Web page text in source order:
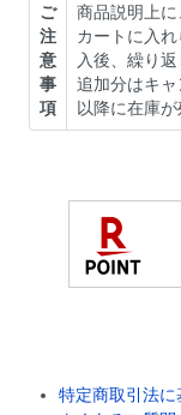
ご
注
意
事
項
商品説明上
カートに入
入後、繰り
追加分はキ
以降に在庫
特定商取引法に